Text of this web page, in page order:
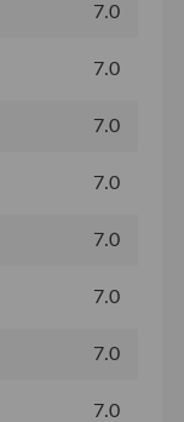
7.0
7.0
7.0
7.0
7.0
7.0
7.0
7.0